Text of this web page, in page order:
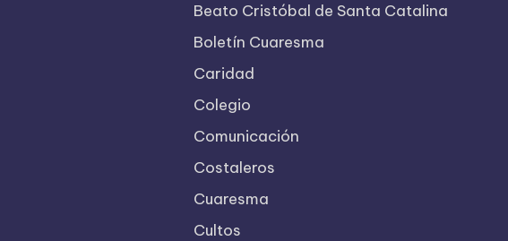
Beato Cristóbal de Santa Catalina
Boletín Cuaresma
Caridad
Colegio
Comunicación
Costaleros
Cuaresma
Cultos